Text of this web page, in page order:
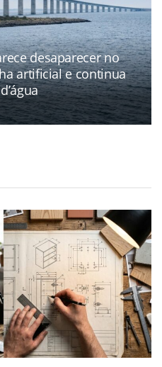
desaparecer no
artificial e continua